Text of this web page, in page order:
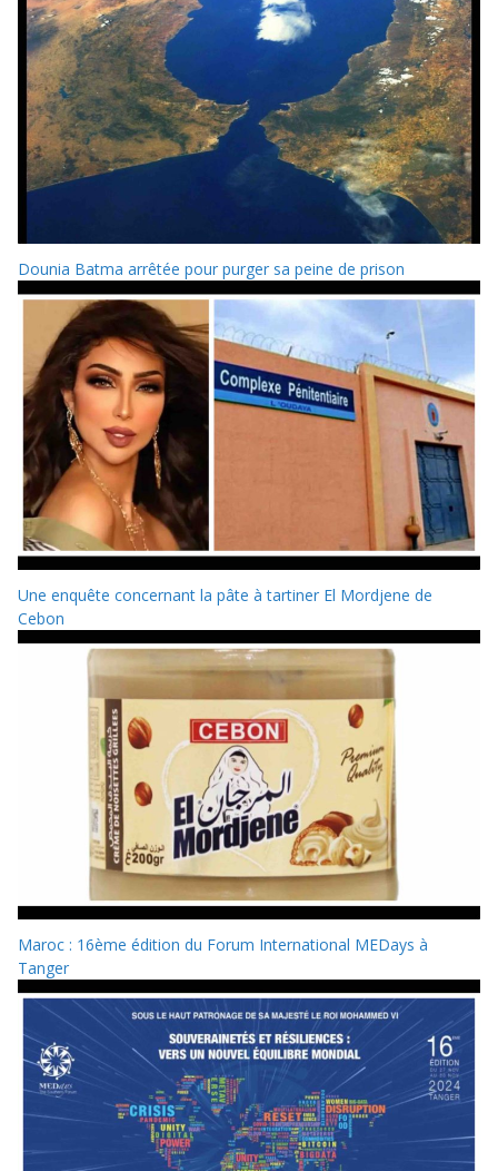
Dounia Batma arrêtée pour purger sa peine de prison
Une enquête concernant la pâte à tartiner El Mordjene de
Cebon
Maroc : 16ème édition du Forum International MEDays à
Tanger